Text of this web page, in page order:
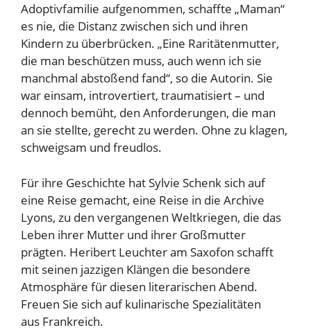
Adoptivfamilie aufgenommen, schaffte „Maman“
es nie, die Distanz zwischen sich und ihren
Kindern zu überbrücken. „Eine Raritätenmutter,
die man beschützen muss, auch wenn ich sie
manchmal abstoßend fand“, so die Autorin. Sie
war einsam, introvertiert, traumatisiert – und
dennoch bemüht, den Anforderungen, die man
an sie stellte, gerecht zu werden. Ohne zu klagen,
schweigsam und freudlos.
Für ihre Geschichte hat Sylvie Schenk sich auf
eine Reise gemacht, eine Reise in die Archive
Lyons, zu den vergangenen Weltkriegen, die das
Leben ihrer Mutter und ihrer Großmutter
prägten. Heribert Leuchter am Saxofon schafft
mit seinen jazzigen Klängen die besondere
Atmosphäre für diesen literarischen Abend.
Freuen Sie sich auf kulinarische Spezialitäten
aus Frankreich.